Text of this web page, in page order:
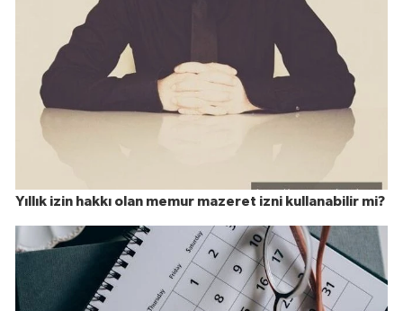
Yıllık izin hakkı olan memur mazeret izni kullanabilir mi?